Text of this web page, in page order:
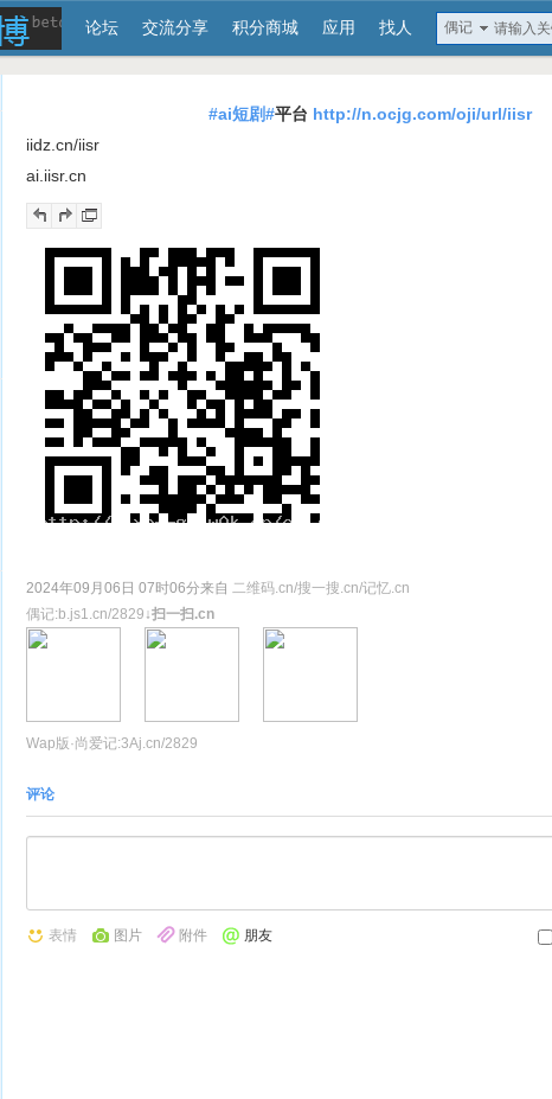
论坛 交流分享 积分商城 应用 找人 偶记
#ai短剧#平台 http://n.ocjg.com/oji/url/iisr
iidz.cn/iisr
ai.iisr.cn
2024年09月06日 07时06分来自 二维码.cn/搜一搜.cn/记忆.cn
偶记:b.js1.cn/2829 ↓扫一扫.cn
Wap版·尚爱记:3Aj.cn/2829
评论
表情 图片 附件 朋友